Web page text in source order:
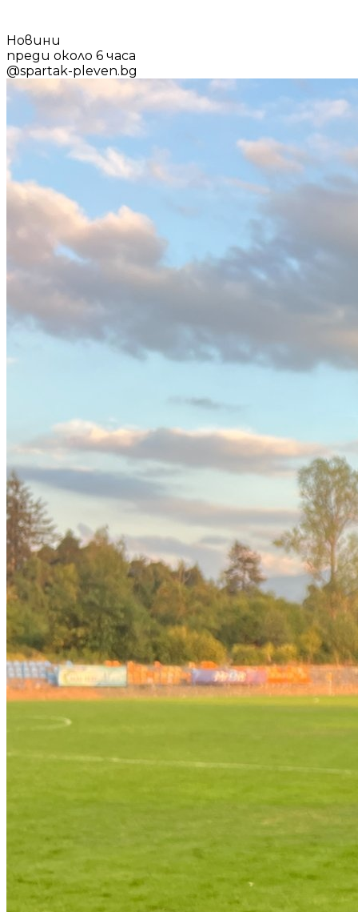
Новини
преди около 6 часа
@spartak-pleven.bg